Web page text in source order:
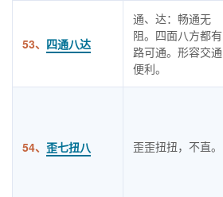
53、 四通八达
通、达：畅通无
阻。四面八方都有
路可通。形容交通
便利。
54、 歪七扭八 歪歪扭扭，不直。